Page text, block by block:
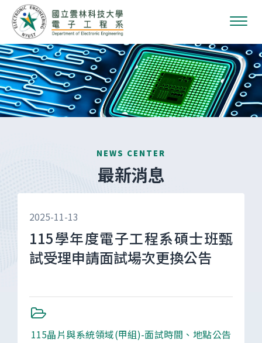
NEWS CENTER
最新消息
2025-11-13
115學年度電子工程系碩士班甄
試受理申請面試場次更換公告
115晶片與系統領域(甲組)-面試時間、地點公告